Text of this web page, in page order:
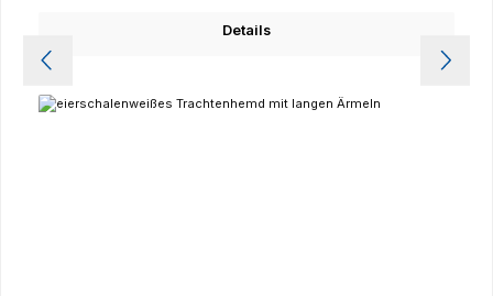
Details